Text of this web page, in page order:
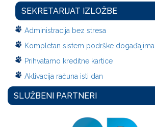
SEKRETARIJAT IZLOŽBE
Administracija bez stresa
Kompletan sistem podrške događajima
Prihvatamo kreditne kartice
Aktivacija računa isti dan
SLUŽBENI PARTNERI